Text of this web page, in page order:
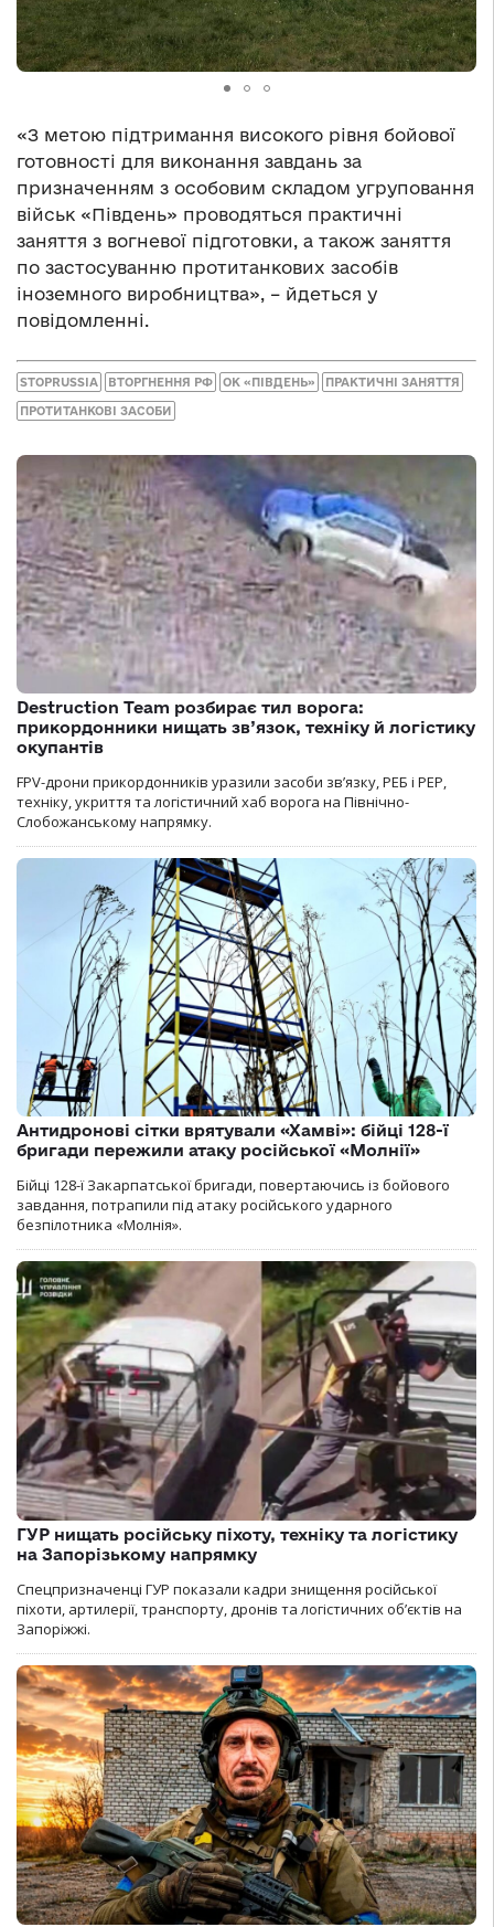
«З метою підтримання високого рівня бойової
готовності для виконання завдань за
призначенням з особовим складом угруповання
військ «Південь» проводяться практичні
заняття з вогневої підготовки, а також заняття
по застосуванню протитанкових засобів
іноземного виробництва», – йдеться у
повідомленні.
STOPRUSSIA ВТОРГНЕННЯ РФ ОК «ПІВДЕНЬ» ПРАКТИЧНІ ЗАНЯТТЯ
ПРОТИТАНКОВІ ЗАСОБИ
Destruction Team розбирає тил ворога:
прикордонники нищать зв’язок, техніку й логістику
окупантів
FPV-дрони прикордонників уразили засоби зв’язку, РЕБ і РЕР,
техніку, укриття та логістичний хаб ворога на Північно-
Слобожанському напрямку.
Антидронові сітки врятували «Хамві»: бійці 128-ї
бригади пережили атаку російської «Молнії»
Бійці 128-ї Закарпатської бригади, повертаючись із бойового
завдання, потрапили під атаку російського ударного
безпілотника «Молнія».
ГУР нищать російську піхоту, техніку та логістику
на Запорізькому напрямку
Спецпризначенці ГУР показали кадри знищення російської
піхоти, артилерії, транспорту, дронів та логістичних об’єктів на
Запоріжжі.